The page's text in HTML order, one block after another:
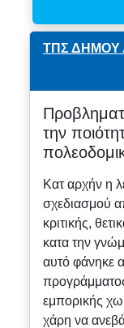
ΤΠΣ ΔΗΜΟΥ
την
Κατ αρχήν η
σχεδιασμού
κριτικής,
κατα την
αυτό φάνηκε
εμπορικής
χάρη να